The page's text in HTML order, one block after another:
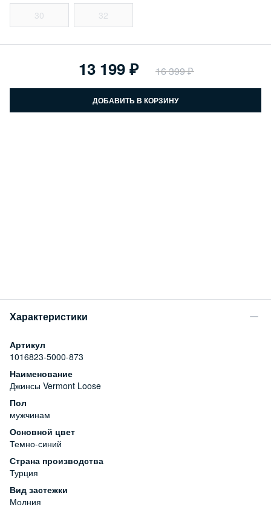
30 32
ДОБАВИТЬ В КОРЗИНУ
13 199 16 399
Характеристики
Артикул
1016823-5000-873
Наименование
Джинсы Vermont Loose
Пол
мужчинам
Основной цвет
Темно-синий
Страна производства
Турция
Вид застежки
Молния